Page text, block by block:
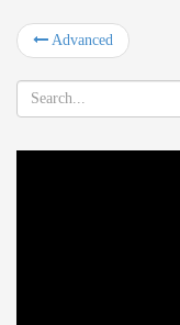
Advanced